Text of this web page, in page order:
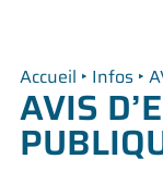
Accueil ‣ Infos ‣
AVIS